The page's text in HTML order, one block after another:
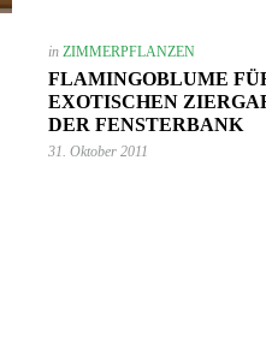
inZIMMERPFLANZEN
FLAMINGOBLUME
EXOTISCHEN
DER FENSTERBANK
31. Oktober 2011